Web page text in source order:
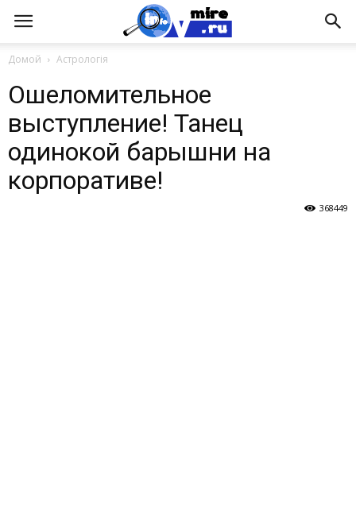
Домой Астрологія
Ошеломительное
выступление! Танец
одинокой барышни на
корпоративе!
368449